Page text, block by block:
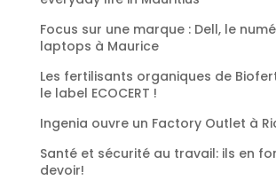
Focus sur une marque : Dell, le
laptops à Maurice
Les fertilisants organiques de
le label ECOCERT !
Ingenia ouvre un Factory Outlet à
Santé et sécurité au travail: ils en
devoir!